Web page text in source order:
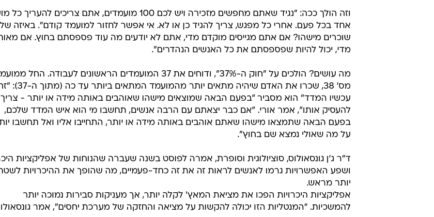
וזה הולך ככה: "נגיד שאתם מחפשים מזכירה ויש לכם 100 מועמדים, אתם צריכים
אחד בכל פעם. אחרי כל מפגש, צריך להגיד כן או לא. אי אפשר לחזור למועמד קודם". באיזה
שוכרים מישהו? אם אתם מגייסים מוקדם מדי, אתם לא יודעים מה עוד פספסתם בחוץ. אם
מדי, יכול להיות שפספסתם את כל האנשים הנהדרים".
מה עושים? הולכים על "חוק ה-37%", ודוחים את 37 המועמדים הראשונים לעבודה. החל
מס' 38, שכרו את האדם שיהיה מתאים יותר מהמועמד המתאים ביותר עד כה
עכשיו המדד" הוא מסביר "בפעם הבאה שמוצאים מישהו שאוהבים באותה מידה או יותר - צריך
להעסיק אותו", אמר אורי. "אם כבר יצאתם עם הרבה אנשים, תחשבו מי הוא איש המדד שלכם,
בפעם הבאה שתמצאו מישהו שאתם אוהבים באותה מידה או יותר, התחייבו אליו ואל תחשבו
על מה שאולי נמצא שם בחוץ".
ד"ר ג'ן גונסאולוס, סוציולוגית וסופרת, אמרה לפוסט בשנה שעברה שהנוחות של אפליקציות
ושפע האפשרויות גרמו לאנשים לראות זה את זה כחד-פעמיים, מה שהופך את ההיכרויות
יותר מראש.
אפליקציות היכרויות הפכו את מציאת המאץ' לקלה יותר, אך מעניקות סבירות נמוכה יותר
להמשכיות. "המנטליות הזו יכולה להקשות על מציאה והחזקה של מערכת יחסים", אמר